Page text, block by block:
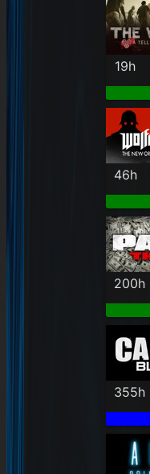
19h
46h
200h
355h